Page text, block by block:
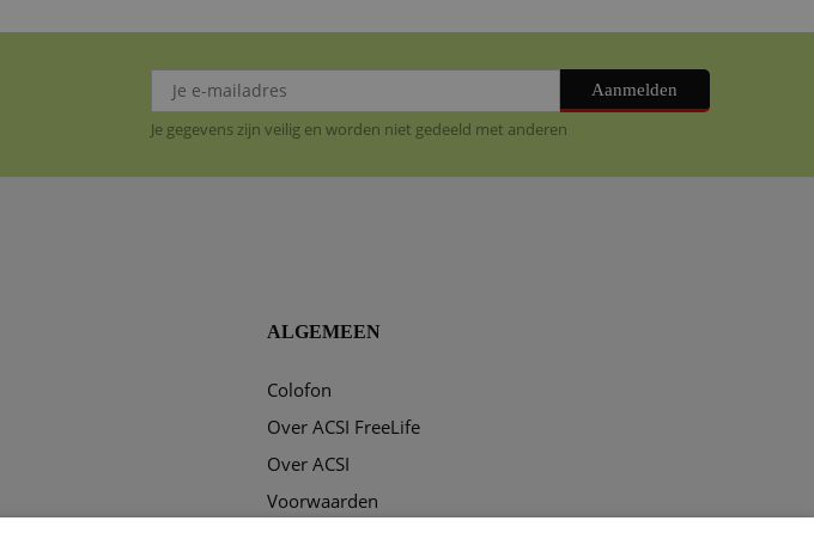
Aanmelden
Je gegevens zijn veilig en worden niet gedeeld met anderen
ALGEMEEN
Colofon
Over ACSI FreeLife
Over ACSI
Voorwaarden